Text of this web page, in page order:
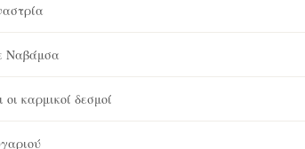
Ναβάμσα
καρμικοί δεσμοί